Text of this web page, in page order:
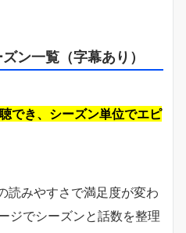
ン一覧（字幕あり）
でき、シーズン単位でエピ
読みやすさで満足度が変わ
ジでシーズンと話数を整理